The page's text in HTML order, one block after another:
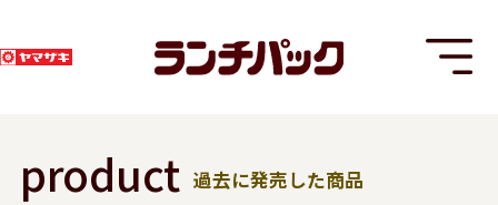
product 過去に発売した商品